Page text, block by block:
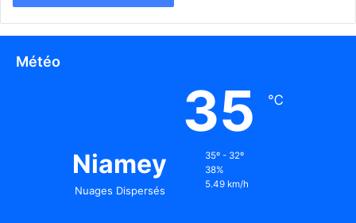
Météo
Niamey
Nuages Dispersés
35 ℃
35º - 32º
38%
5.49 km/h